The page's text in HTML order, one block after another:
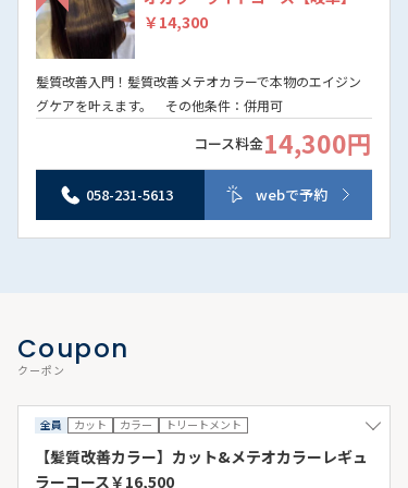
￥14,300
髪質改善入門！髪質改善メテオカラーで本物のエイジン
グケアを叶えます。 その他条件：併用可
コース料金14,300円
058-231-5613 webで予約
Coupon
クーポン
全員 カット カラー トリートメント
【髪質改善カラー】カット&メテオカラーレギュ
ラーコース￥16,500